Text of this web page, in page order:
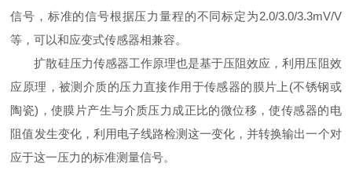
信号，标准的信号根据压力量程的不同标定为2.0/3.0/3.3mV/V
等，可以和应变式传感器相兼容。
扩散硅压力传感器工作原理也是基于压阻效应，利用压阻效
应原理，被测介质的压力直接作用于传感器的膜片上(不锈钢或
陶瓷)，使膜片产生与介质压力成正比的微位移，使传感器的电
阻值发生变化，利用电子线路检测这一变化，并转换输出一个对
应于这一压力的标准测量信号。